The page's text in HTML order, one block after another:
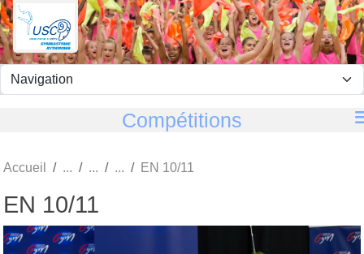
Compétitions
Accueil EN 10/11
EN 10/11
Panneau de gestion des cookies